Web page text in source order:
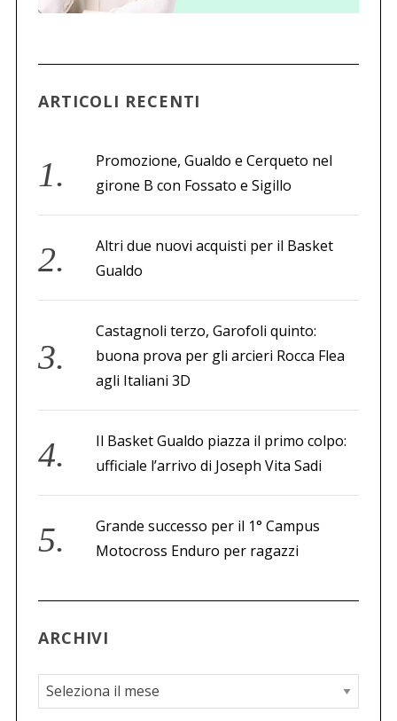
ARTICOLI RECENTI
Promozione, Gualdo e Cerqueto nel
girone B con Fossato e Sigillo
Altri due nuovi acquisti per il Basket
Gualdo
Castagnoli terzo, Garofoli quinto:
buona prova per gli arcieri Rocca Flea
agli Italiani 3D
Il Basket Gualdo piazza il primo colpo:
ufficiale l’arrivo di Joseph Vita Sadi
Grande successo per il 1° Campus
Motocross Enduro per ragazzi
ARCHIVI
A
r